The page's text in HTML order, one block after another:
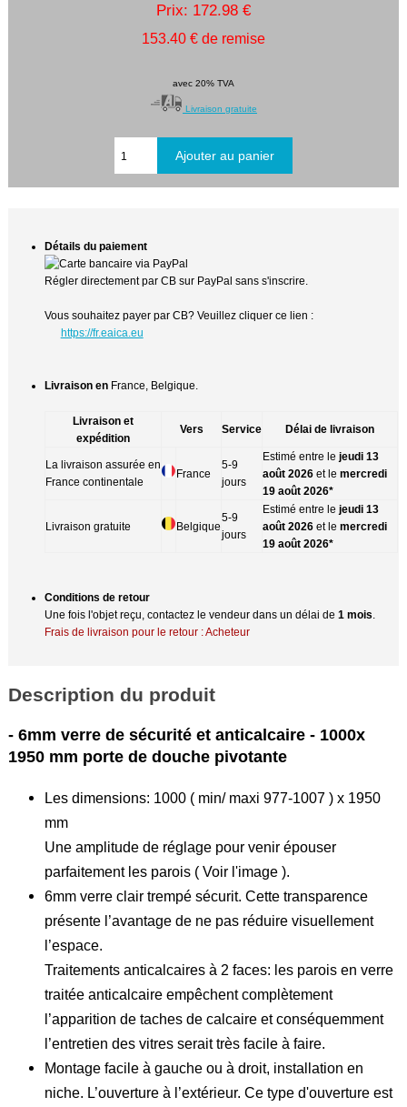
Prix: 172.98 €
153.40 € de remise
avec 20% TVA
Livraison gratuite
Détails du paiement
Régler directement par CB sur PayPal sans s'inscrire.
Vous souhaitez payer par CB? Veuillez cliquer ce lien :
https://fr.eaica.eu
Livraison en France, Belgique.
Livraison et
expédition
Vers Service Délai de livraison
La livraison assurée en
France continentale
France
5-9
jours
Estimé entre lejeudi 13
août 2026 et lemercredi
19 août 2026*
Livraison gratuite Belgique
5-9
jours
Estimé entre lejeudi 13
août 2026 et lemercredi
19 août 2026*
Conditions de retour
Une fois l'objet reçu, contactez le vendeur dans un délai de1 mois
Frais de livraison pour le retour : Acheteur
Description du produit
- 6mm verre de sécurité et anticalcaire - 1000x
1950 mm porte de douche pivotante
Les dimensions: 1000 ( min/ maxi 977-1007 ) x 1950
mm
Une amplitude de réglage pour venir épouser
parfaitement les parois ( Voir l'image ).
6mm verre clair trempé sécurit. Cette transparence
présente l’avantage de ne pas réduire visuellement
l’espace.
Traitements anticalcaires à 2 faces: les parois en verre
traitée anticalcaire empêchent complètement
l’apparition de taches de calcaire et conséquemment
l’entretien des vitres serait très facile à faire.
Montage facile à gauche ou à droit, installation en
niche. L’ouverture à l’extérieur. Ce type d'ouverture est